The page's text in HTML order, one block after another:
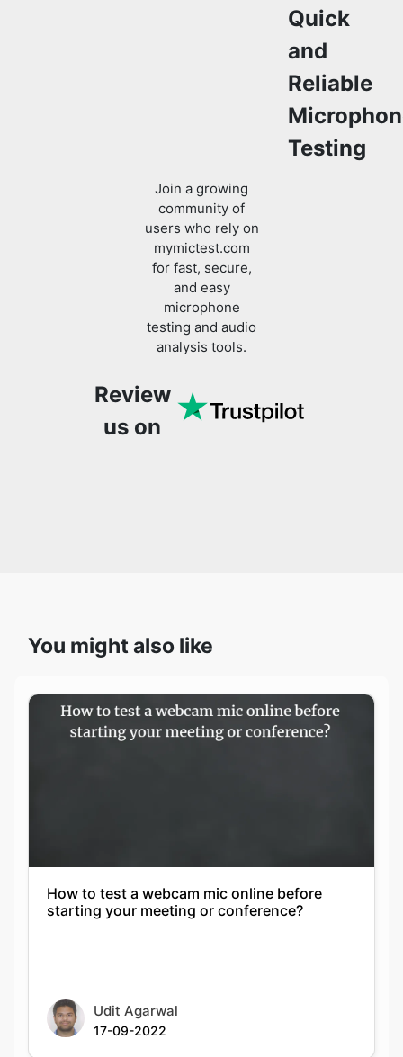
Quick
and
Reliable
Testing
Join a growing
community of
users who rely on
mymictest.com
for fast, secure,
and easy
microphone
testing and audio
analysis tools.
Review
us on
You might also like
How to test a webcam mic online before
starting your meeting or conference?
Udit Agarwal
17-09-2022